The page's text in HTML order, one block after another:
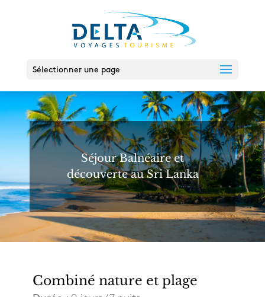
Sélectionner une page
Séjour Balnéaire et
découverte au Sri Lanka
Combiné nature et plage